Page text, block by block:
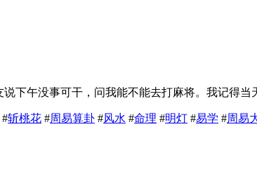
下午没事可干，问我能不能去打麻将。我记得当
#斩桃花 #周易算卦 #风水 #命理 #明灯 #易学 #周易